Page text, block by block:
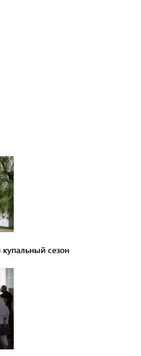
купальный сезон